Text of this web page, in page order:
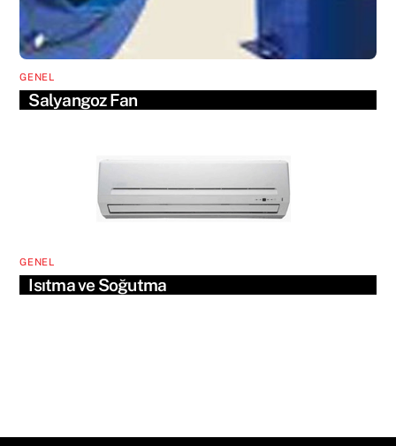
GENEL
Salyangoz Fan
GENEL
Isıtma ve Soğutma